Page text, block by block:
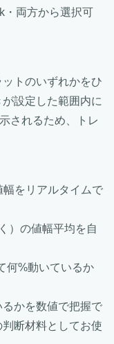
・両方から選択可
トのいずれかをひ
設定した範囲内に
されるため、トレ
幅をリアルタイムで
）の値幅平均を自
何%動いているか
かを数値で把握で
断材料としてお使